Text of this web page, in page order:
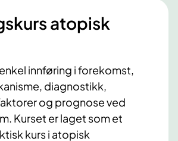
atopisk
innføring i forekomst,
diagnostikk,
og prognose ved
Kurset er laget som et
kurs i atopisk